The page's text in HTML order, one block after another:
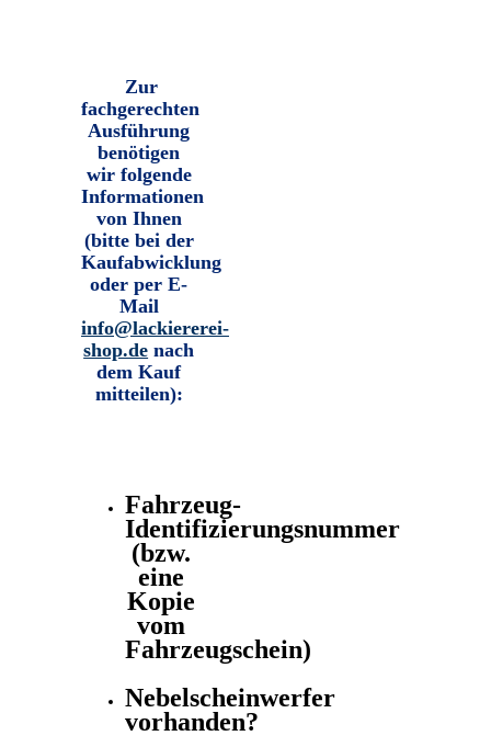
Zur
fachgerechten
Ausführung
benötigen
wir folgende
Informationen
von Ihnen
(bitte bei der
Kaufabwicklung
oder per E-
Mail
info@lackiererei-
shop.de nach
dem Kauf
mitteilen):
Fahrzeug-
Identifizierungsnummer
(bzw.
eine
Kopie
vom
Fahrzeugschein)
Nebelscheinwerfer
vorhanden?